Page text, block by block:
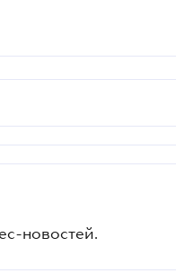
новостей.